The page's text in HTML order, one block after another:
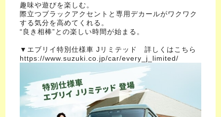
趣味や遊びを楽しむ。
際立つブラックアクセントと専用デカールがワクワク
する気分を高めてくれる。
“良き相棒”との楽しい時間が始まる。
▼エブリイ特別仕様車 Jリミテッド 詳しくはこちら
https://www.suzuki.co.jp/car/every_j_limited/